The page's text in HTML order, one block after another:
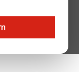
Whiskyvielfalt